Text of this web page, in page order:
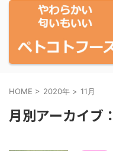
HOME > 2020年 > 11月
月別アーカイブ